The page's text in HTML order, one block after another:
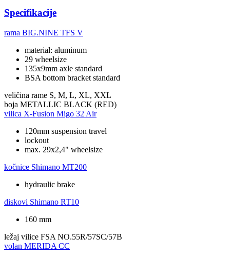
Specifikacije
rama BIG.NINE TFS V
material: aluminum
29 wheelsize
135x9mm axle standard
BSA bottom bracket standard
veličina rame S, M, L, XL, XXL
boja METALLIC BLACK (RED)
vilica X-Fusion Migo 32 Air
120mm suspension travel
lockout
max. 29x2,4" wheelsize
kočnice Shimano MT200
hydraulic brake
diskovi Shimano RT10
160 mm
ležaj vilice FSA NO.55R/57SC/57B
volan MERIDA CC